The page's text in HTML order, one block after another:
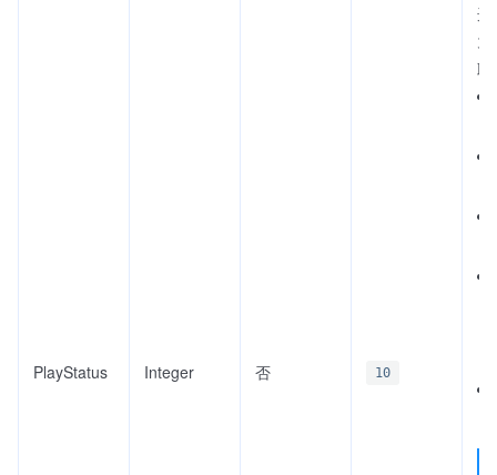
PlayStatus Integer 否 10
选
为
取